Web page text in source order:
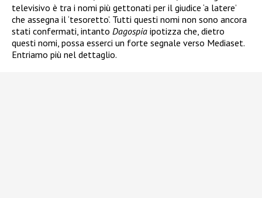
televisivo è tra i nomi più gettonati per il giudice ‘a latere’
che assegna il ‘tesoretto’. Tutti questi nomi non sono ancora
stati confermati, intanto Dagospia ipotizza che, dietro
questi nomi, possa esserci un forte segnale verso Mediaset.
Entriamo più nel dettaglio.